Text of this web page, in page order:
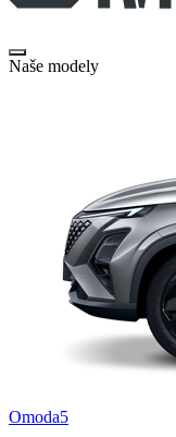
Naše modely
Omoda5